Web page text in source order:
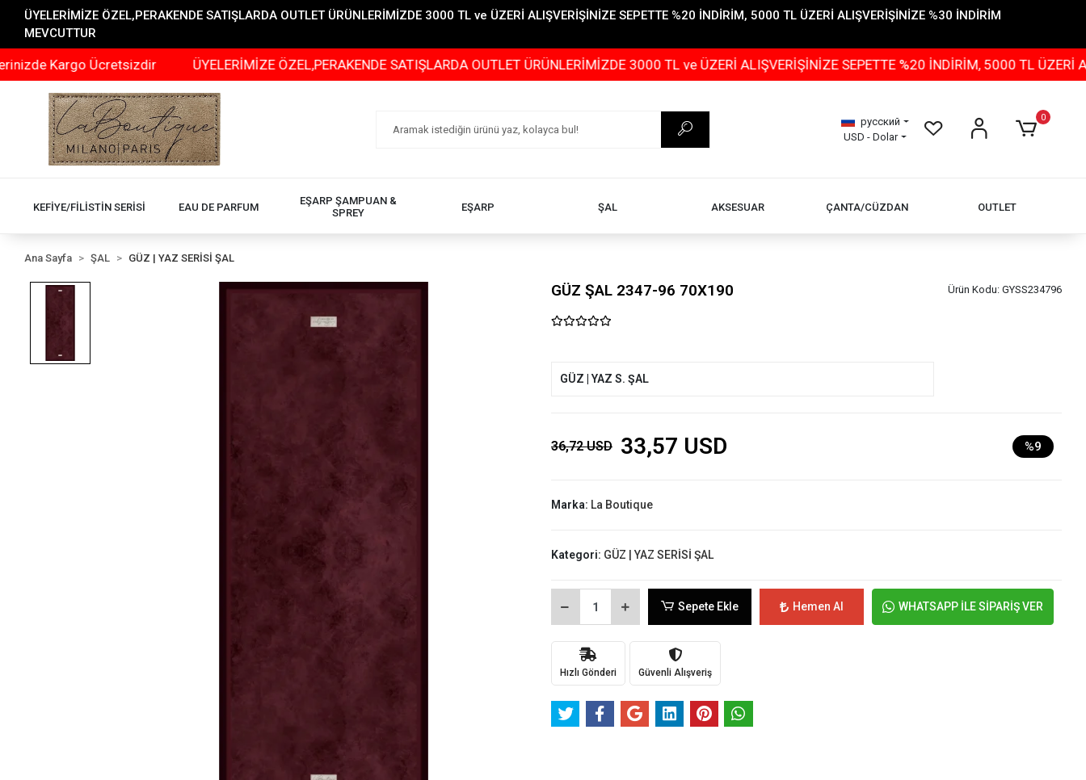
ÜYELERİMİZE ÖZEL,PERAKENDE SATIŞLARDA OUTLET ÜRÜNLERİMİZDE 3000 TL ve ÜZERİ ALIŞVERİŞİNİZE SEPETTE %20 İNDİRİM, 5000 TL ÜZERİ ALIŞVERİŞİNİZE %30 İNDİRİM
MEVCUTTUR
Kargo Ücretsizdir ÜYELERİMİZE ÖZEL,PERAKENDE SATIŞLARDA OUTLET ÜRÜNLERİMİZDE 3000 TL ve ÜZERİ ALIŞVERİŞİNİZE SEPETTE %20 İNDİRİM, 5000 TL ÜZERİ
русский
USD - Dolar
0
KEFİYE/FİLİSTİN SERİSİ EAU DE PARFUM
EŞARP ŞAMPUAN &
SPREY
EŞARP ŞAL AKSESUAR ÇANTA/CÜZDAN OUTLET
Ana Sayfa ŞAL GÜZ | YAZ SERİSİ ŞAL
GÜZ ŞAL 2347-96 70X190 Ürün Kodu: GYSS234796
GÜZ | YAZ S. ŞAL
36,72 USD 33,57 USD %9
Marka: La Boutique
Kategori: GÜZ | YAZ SERİSİ ŞAL
Sepete Ekle Hemen Al WHATSAPP İLE SİPARİŞ VER
Hızlı Gönderi Güvenli Alışveriş